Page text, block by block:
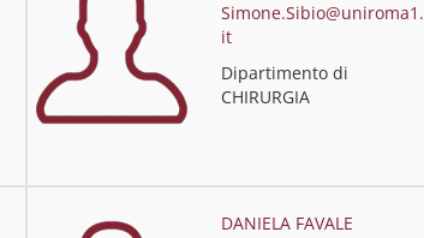
Simone.Sibio@uniroma1.
it
Dipartimento di
CHIRURGIA
DANIELA FAVALE